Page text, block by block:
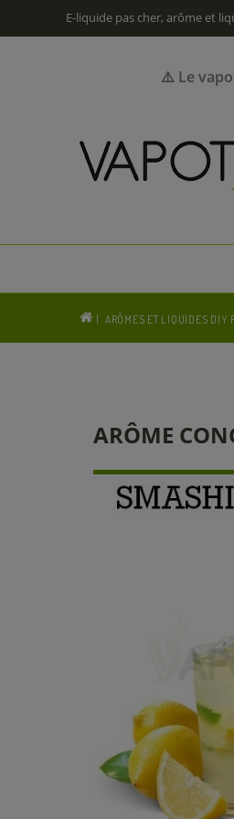
E-liquide pas cher, arôme et
⚠️ Le
ARÔMES ET LIQUIDES DIY
ARÔME